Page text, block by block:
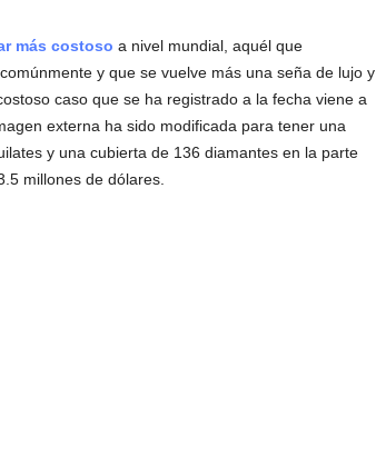
más costoso a nivel mundial, aquél que
y que se vuelve más una seña de lujo y
caso que se ha registrado a la fecha viene a
externa ha sido modificada para tener una
y una cubierta de 136 diamantes en la parte
millones de dólares.